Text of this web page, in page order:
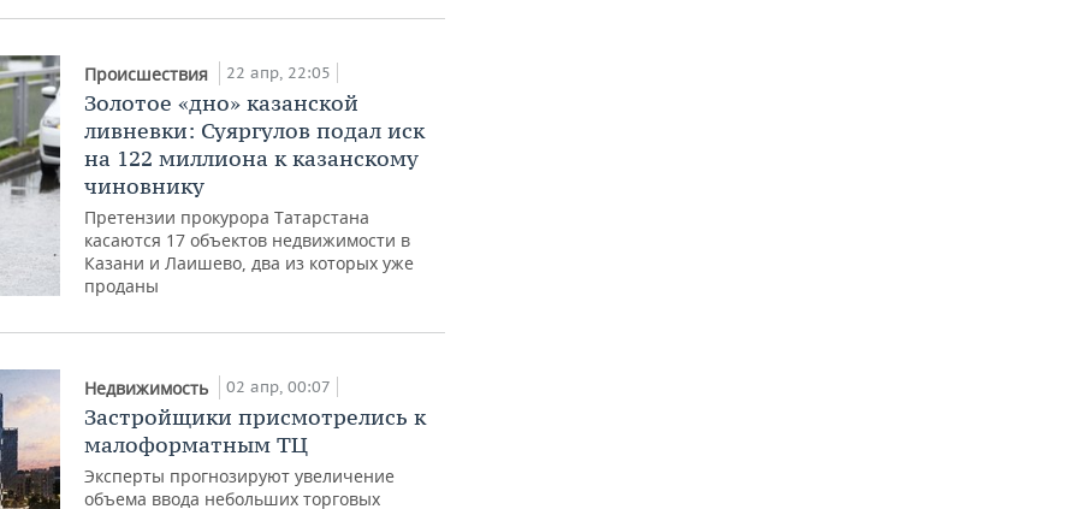
Происшествия 22 апр, 22:05
Золотое «дно» казанской
ливневки: Суяргулов подал иск
на 122 миллиона к казанскому
чиновнику
Претензии прокурора Татарстана
касаются 17 объектов недвижимости в
Казани и Лаишево, два из которых уже
проданы
Недвижимость 02 апр, 00:07
Застройщики присмотрелись к
малоформатным ТЦ
Эксперты прогнозируют увеличение
объема ввода небольших торговых